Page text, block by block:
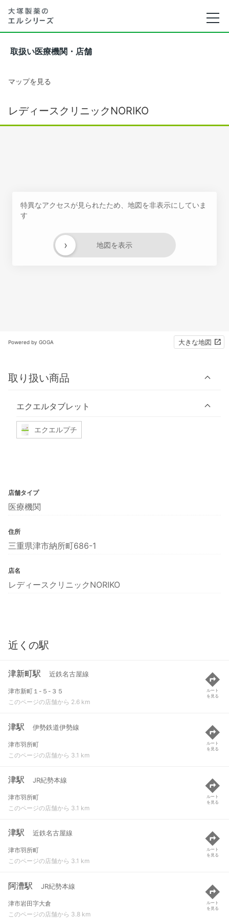
取扱い医療機関・店舗
マップを見る
レディースクリニックNORIKO
特異なアクセスが見られたため、地図を非表示にしていま
す
地図を表示
›
Powered by GOGA 大きな地図
取り扱い商品
エクエルタブレット
エクエルプチ
店舗タイプ
医療機関
住所
三重県津市納所町686-1
店名
レディースクリニックNORIKO
近くの駅
津新町駅 近鉄名古屋線
津市新町１-５-３５
このページの店舗から 2.6 km
ルート
を見る
津駅 伊勢鉄道伊勢線
津市羽所町
このページの店舗から 3.1 km
ルート
を見る
津駅 JR紀勢本線
津市羽所町
このページの店舗から 3.1 km
ルート
を見る
津駅 近鉄名古屋線
津市羽所町
このページの店舗から 3.1 km
ルート
を見る
阿漕駅 JR紀勢本線
津市岩田字大倉
このページの店舗から 3.8 km
ルート
を見る